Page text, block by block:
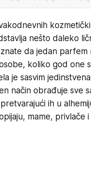
nešto daleko
da jedan parfem
koliko god one
je sasvim
način obrađuje sve
ih u
mame, privlače